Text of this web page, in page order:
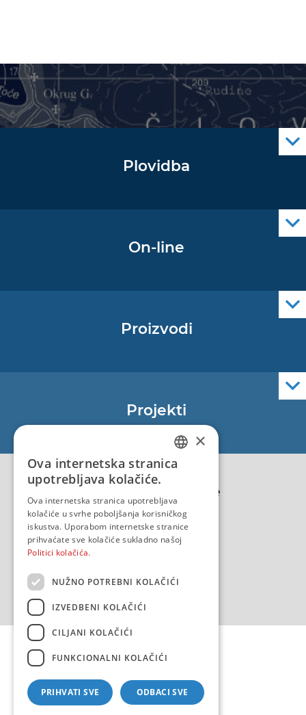
Plovidba
On-line
Proizvodi
Projekti
EU - Projekt Core
EU - EU/IPA Projekt JASPPer
EU - Projekt NauTour
Politika kvalitete
Copyright 2026 by HHI
CROATIAN
×
Ova internetska stranica
upotrebljava kolačiće.
Ova internetska stranica upotrebljava
kolačiće u svrhe poboljšanja korisničkog
iskustva. Uporabom internetske stranice
prihvaćate sve kolačiće sukladno našoj
Politici kolačića.
NUŽNO POTREBNI KOLAČIĆI
IZVEDBENI KOLAČIĆI
CILJANI KOLAČIĆI
FUNKCIONALNI KOLAČIĆI
PRIHVATI SVE ODBACI SVE